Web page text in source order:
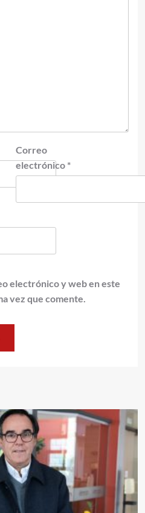
Correo
electrónico *
electrónico y web en este
vez que comente.